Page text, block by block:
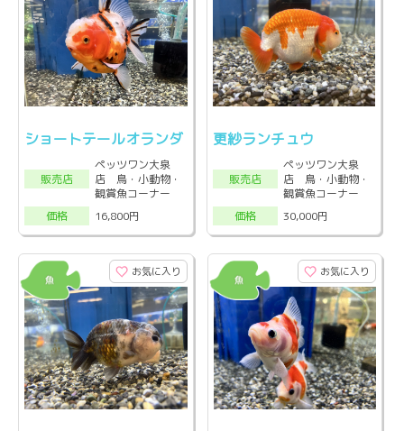
ショートテールオランダ
販売店
ペッツワン大泉
店 鳥・小動物・
観賞魚コーナー
価格
16,800円
更紗ランチュウ
販売店
ペッツワン大泉
店 鳥・小動物・
観賞魚コーナー
価格
30,000円
お気に入り お気に入り